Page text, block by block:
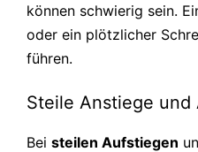
können schwierig sein.
oder ein plötzlicher
führen.
Steile Anstiege und
Bei steilen Aufstiegen